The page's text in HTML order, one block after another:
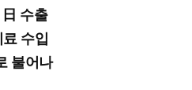
수출
수입
불어나